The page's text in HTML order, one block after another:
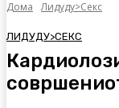
Дома Лидуду>Секс
ЛИДУДУ>СЕКС